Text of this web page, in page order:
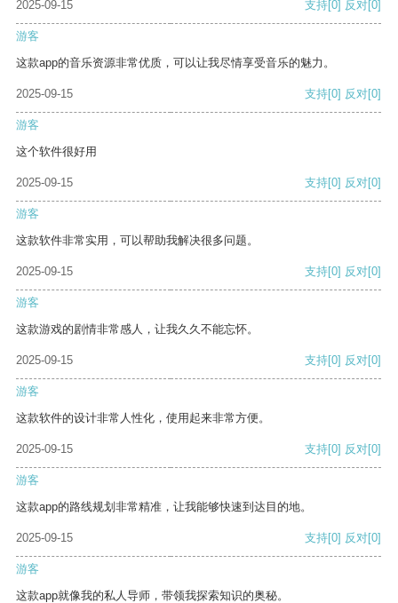
2025-09-15 支持[0] 反对[0]
游客
这款app的音乐资源非常优质，可以让我尽情享受音乐的魅力。
2025-09-15 支持[0] 反对[0]
游客
这个软件很好用
2025-09-15 支持[0] 反对[0]
游客
这款软件非常实用，可以帮助我解决很多问题。
2025-09-15 支持[0] 反对[0]
游客
这款游戏的剧情非常感人，让我久久不能忘怀。
2025-09-15 支持[0] 反对[0]
游客
这款软件的设计非常人性化，使用起来非常方便。
2025-09-15 支持[0] 反对[0]
游客
这款app的路线规划非常精准，让我能够快速到达目的地。
2025-09-15 支持[0] 反对[0]
游客
这款app就像我的私人导师，带领我探索知识的奥秘。